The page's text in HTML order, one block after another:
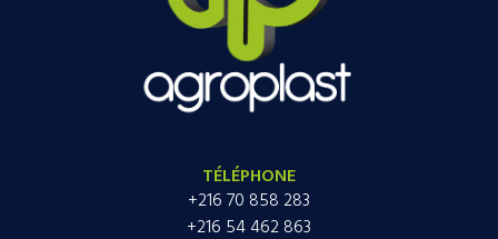
TÉLÉPHONE
+216 70 858 283
+216 54 462 863